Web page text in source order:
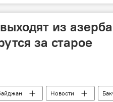
Криминал
из
за старое
Новости